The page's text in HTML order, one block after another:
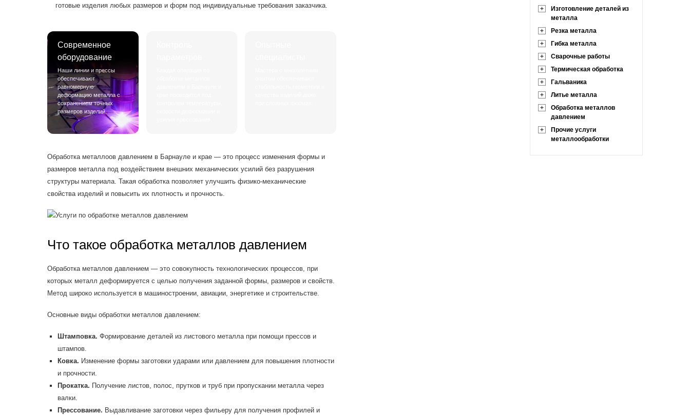
готовые изделия любых размеров и форм под индивидуальные требования заказчика.
Современное
оборудование
Наши линии и прессы
обеспечивают
равномерную
деформацию металла с
сохранением точных
размеров изделий.
Обработка металлоов давлением в Барнауле и крае — это процесс изменения формы и
размеров металла под воздействием внешних механических усилий без разрушения
структуры материала. Такая обработка позволяет улучшить физико-механические
свойства изделий и повысить их плотность и прочность.
Что такое обработка металлов давлением
Обработка металлов давлением — это совокупность технологических процессов, при
которых металл деформируется с целью получения заданной формы, размеров и свойств.
Метод широко используется в машиностроении, авиации, энергетике и строительстве.
Основные виды обработки металлов давлением:
Штамповка. Формирование деталей из листового металла при помощи прессов и
штампов.
Ковка. Изменение формы заготовки ударами или давлением для повышения плотности
и прочности.
Прокатка. Получение листов, полос, прутков и труб при пропускании металла через
валки.
Прессование. Выдавливание заготовки через фильеру для получения профилей и
+
Изготовление деталей из
металла
+
Резка металла
+
Гибка металла
+
Сварочные работы
+
Термическая обработка
+
Гальваника
+
Литье металла
+
Обработка металлов
давлением
+
Прочие услуги
металлообработки